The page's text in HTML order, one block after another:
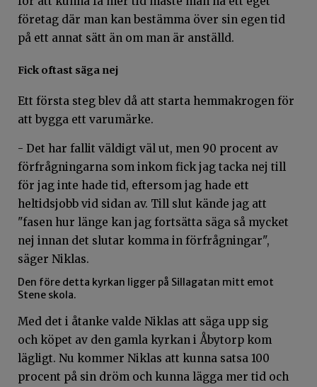
företag där man kan bestämma över sin egen tid
på ett annat sätt än om man är anställd.
Fick oftast säga nej
Ett första steg blev då att starta hemmakrogen för
att bygga ett varumärke.
- Det har fallit väldigt väl ut, men 90 procent av
förfrågningarna som inkom fick jag tacka nej till
för jag inte hade tid, eftersom jag hade ett
heltidsjobb vid sidan av. Till slut kände jag att
"fasen hur länge kan jag fortsätta säga så mycket
nej innan det slutar komma in förfrågningar",
säger Niklas.
Den före detta kyrkan ligger på Sillagatan mitt emot
Stene skola.
Med det i åtanke valde Niklas att säga upp sig
och köpet av den gamla kyrkan i Åbytorp kom
lägligt. Nu kommer Niklas att kunna satsa 100
procent på sin dröm och kunna lägga mer tid och